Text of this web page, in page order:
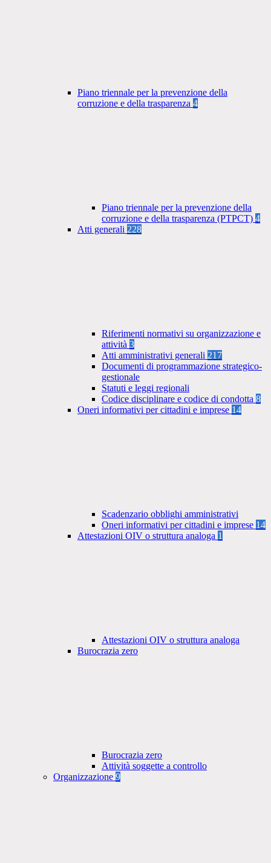
Piano triennale per la prevenzione della
corruzione e della trasparenza 4
Piano triennale per la prevenzione della
corruzione e della trasparenza (PTPCT) 4
Atti generali 228
Riferimenti normativi su organizzazione e
attività 3
Atti amministrativi generali 217
Documenti di programmazione strategico-
gestionale
Statuti e leggi regionali
Codice disciplinare e codice di condotta 8
Oneri informativi per cittadini e imprese 14
Scadenzario obblighi amministrativi
Oneri informativi per cittadini e imprese 14
Attestazioni OIV o struttura analoga 1
Attestazioni OIV o struttura analoga
Burocrazia zero
Burocrazia zero
Attività soggette a controllo
Organizzazione 9